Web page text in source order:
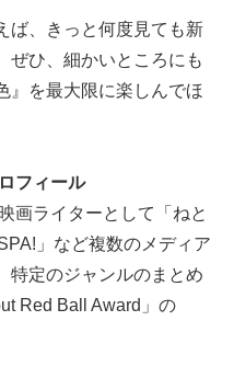
ば、きっと何度見ても新
ぜひ、細かいところにも
』を最大限に楽しんでほ
フィール
画ライターとして「ねと
」など複数のメディア
特定のジャンルのまとめ
Red Ball Award」の